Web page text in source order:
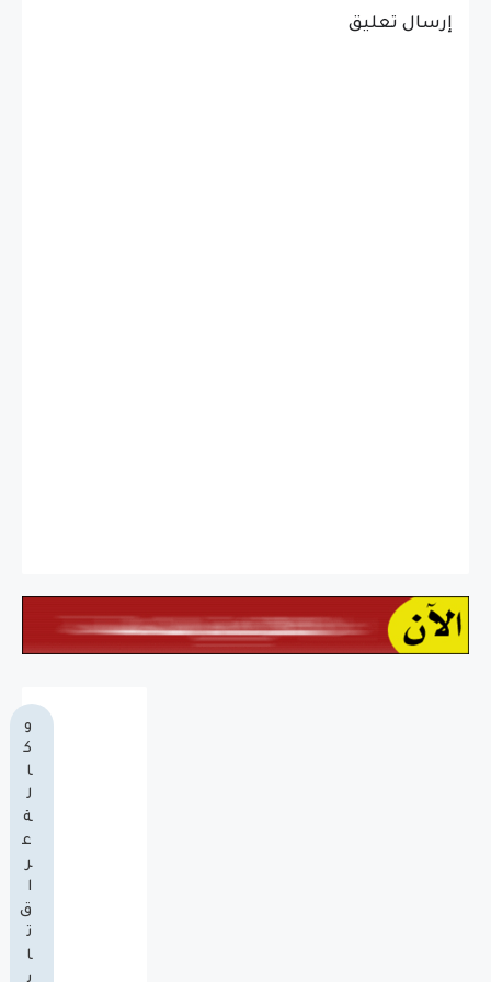
إرسال تعليق
و
ك
ا
ل
ة
ع
ر
ا
ق
ت
ا